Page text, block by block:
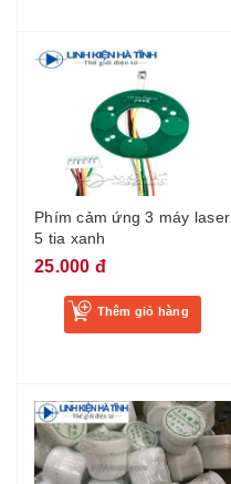
Phím cảm ứng 3 máy laser
5 tia xanh
25.000 đ
Thêm giỏ hàng